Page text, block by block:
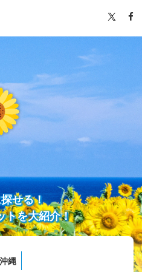
せる！
トを大紹介！
縄